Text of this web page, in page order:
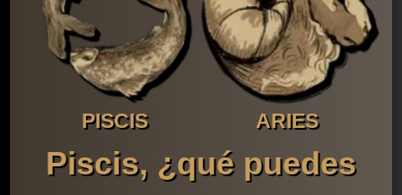
PISCIS ARIES
Piscis, ¿qué puedes